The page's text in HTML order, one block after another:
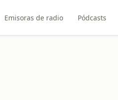
Emisoras de radio Pódcasts